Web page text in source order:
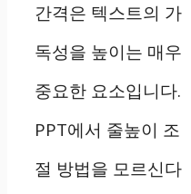
간격은 텍스트의 가
독성을 높이는 매우
중요한 요소입니다.
PPT에서 줄높이 조
절 방법을 모르신다